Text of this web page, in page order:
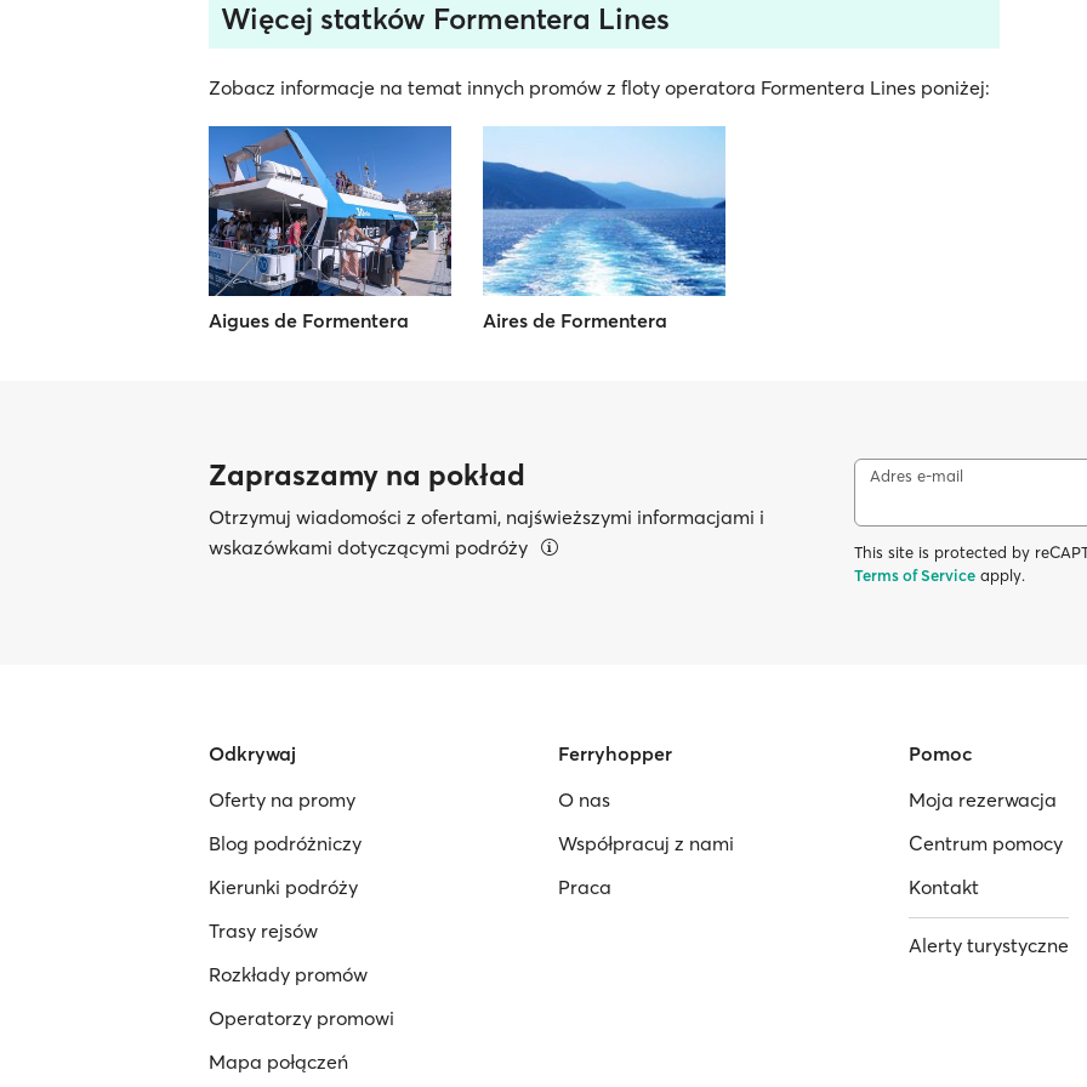
Więcej statków Formentera Lines
Zobacz informacje na temat innych promów z floty operatora Formentera Lines poniżej:
Aigues de Formentera Aires de Formentera
Zapraszamy na pokład
Otrzymuj wiadomości z ofertami, najświeższymi informacjami i
wskazówkami dotyczącymi podróży
Adres e-mail
This site is protected by
Terms of Service apply.
Odkrywaj
Oferty na promy
Blog podróżniczy
Kierunki podróży
Trasy rejsów
Rozkłady promów
Operatorzy promowi
Mapa połączeń
Ferryhopper
O nas
Współpracuj z nami
Praca
Pomoc
Moja rezerwacja
Centrum pomocy
Kontakt
Alerty turystyczne